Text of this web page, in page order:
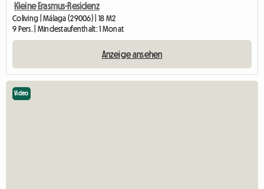
Kleine Erasmus-Residenz
Coliving | Málaga (29006) | 18 M2
9 Pers. | Mindestaufenthalt: 1 Monat
Anzeige ansehen
Video